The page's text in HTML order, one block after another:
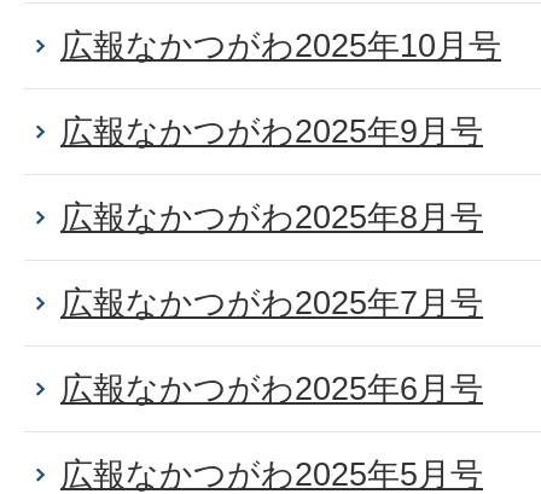
広報なかつがわ2025年10月号
広報なかつがわ2025年9月号
広報なかつがわ2025年8月号
広報なかつがわ2025年7月号
広報なかつがわ2025年6月号
広報なかつがわ2025年5月号